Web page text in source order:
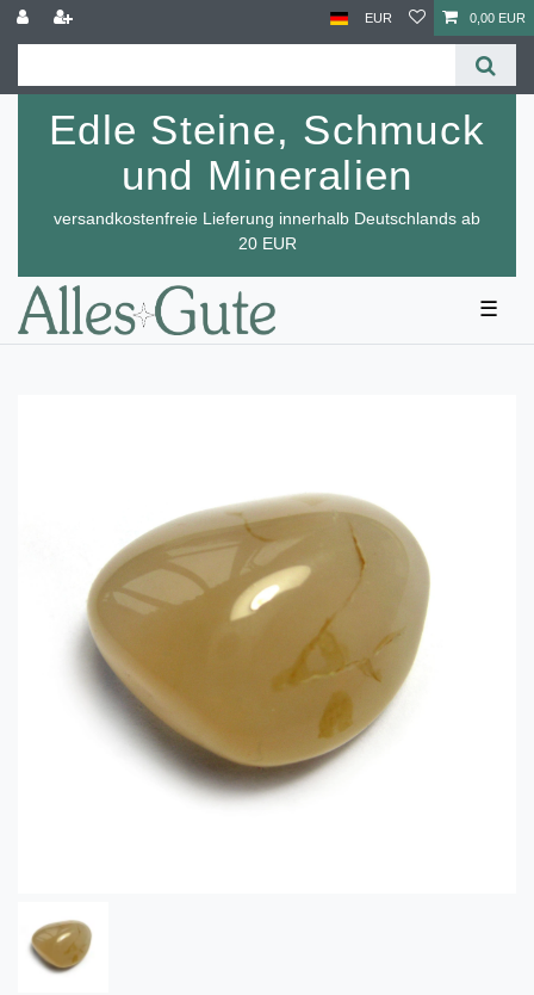
EUR 0,00 EUR
Edle Steine, Schmuck
und Mineralien
versandkostenfreie Lieferung innerhalb Deutschlands ab
20 EUR
☰